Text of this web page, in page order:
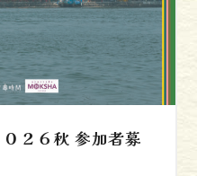
２６秋 参加者募